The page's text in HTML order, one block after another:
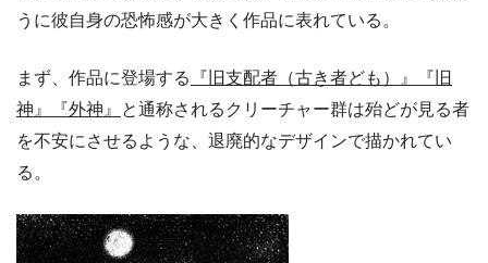
うに彼自身の恐怖感が大きく作品に表れている。
まず、作品に登場する
『旧支配者（古き者ども）』『旧
神』『外神』
と通称されるクリーチャー群は殆どが見る者
を不安にさせるような、退廃的なデザインで描かれてい
る。